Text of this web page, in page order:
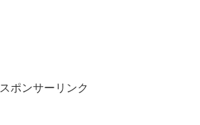
スポンサーリンク